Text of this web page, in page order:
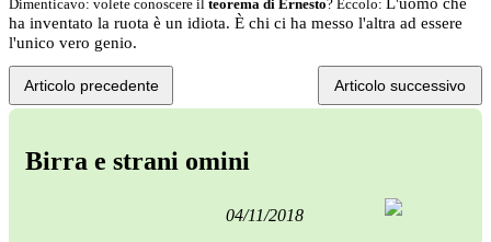
Dimenticavo: volete conoscere il teorema di Ernesto? Eccolo:
ha inventato la ruota è un idiota. È chi ci ha messo l'altra ad essere
l'unico vero genio.
Articolo precedente Articolo successivo
Birra e strani omini
04/11/2018